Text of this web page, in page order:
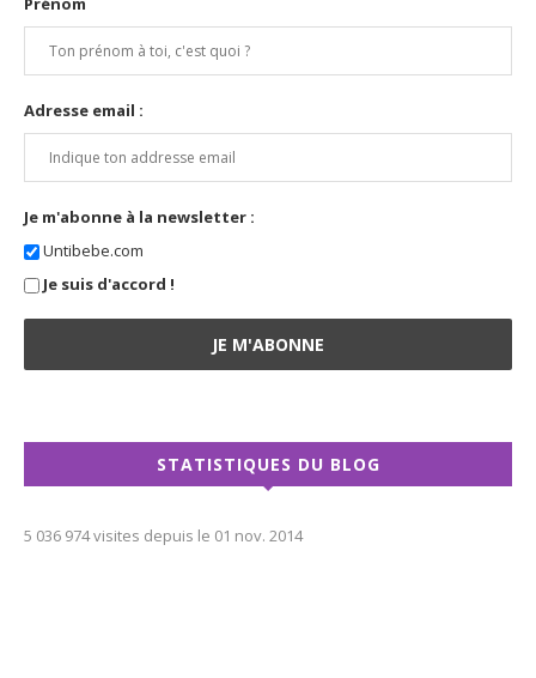
Adresse email :
Je m'abonne à la newsletter :
Untibebe.com
Je suis d'accord !
STATISTIQUES DU BLOG
5 036 974 visites depuis le 01 nov. 2014